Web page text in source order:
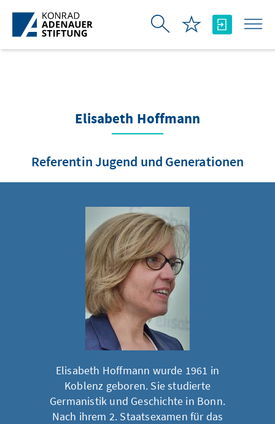
Skip to Main Content
Elisabeth Hoffmann
Referentin Jugend und Generationen
Elisabeth Hoffmann wurde 1961 in
Koblenz geboren. Sie studierte
Germanistik und Geschichte in Bonn.
Nach ihrem 2. Staatsexamen für das